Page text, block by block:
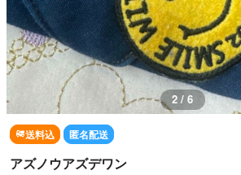
2 / 6
送料込 匿名配送
アズノウアズデワン